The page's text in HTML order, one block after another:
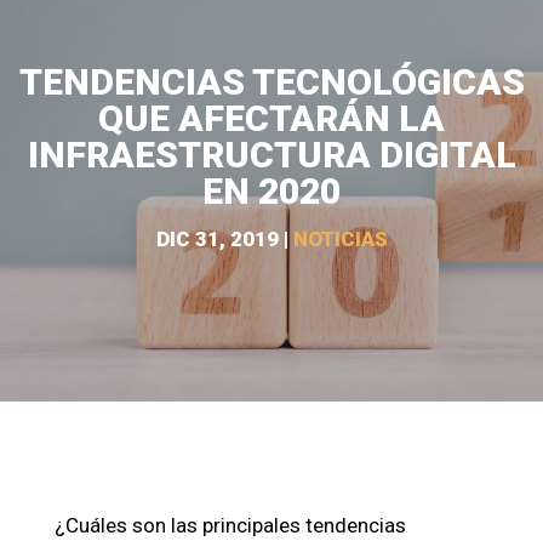
TENDENCIAS TECNOLÓGICAS
QUE AFECTARÁN LA
INFRAESTRUCTURA DIGITAL
EN 2020
DIC 31, 2019| NOTICIAS
¿Cuáles son las principales tendencias